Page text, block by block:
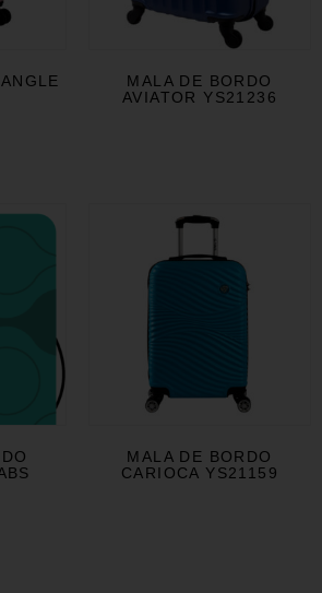
MALA DE BORDO
AVIATOR YS21236
MALA DE BORDO
CARIOCA YS21159